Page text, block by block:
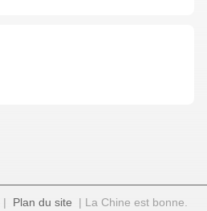
| Plan du site | La Chine est bonne.